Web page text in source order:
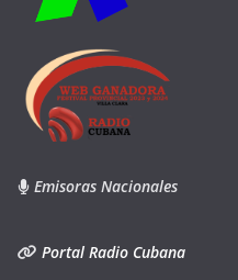
Emisoras Nacionales
Portal Radio Cubana